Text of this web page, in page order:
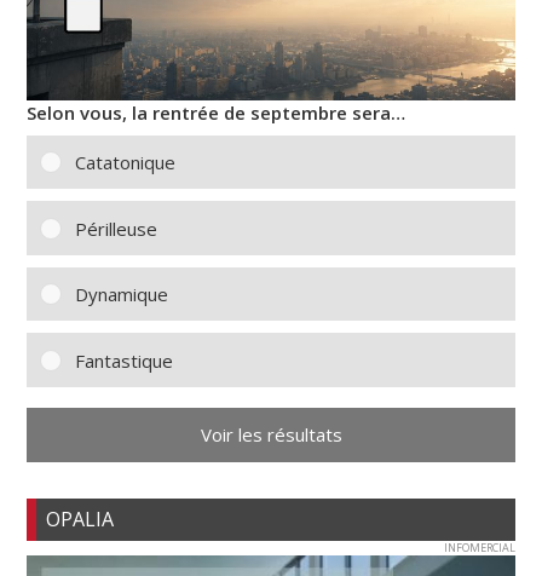
Selon vous, la rentrée de septembre sera…
Catatonique
Périlleuse
Dynamique
Fantastique
Voir les résultats
OPALIA
INFOMERCIAL